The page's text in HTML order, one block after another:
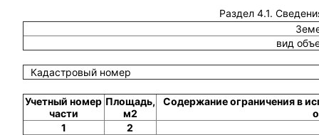
Раздел 4.1.
вид
Кадастровый номер
Учетный номер
части
Площадь,
м2
Содержание ограничения в
1
2